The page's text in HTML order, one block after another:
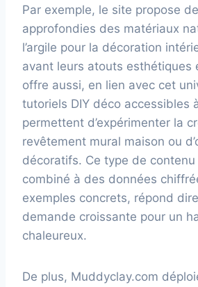
Par exemple, le site propose
approfondies des matériaux
l’argile pour la décoration
avant leurs atouts esthétiques
offre aussi, en lien avec cet
tutoriels DIY déco accessibles
permettent d’expérimenter la
revêtement mural maison ou
décoratifs. Ce type de
combiné à des données
exemples concrets, répond
demande croissante pour un
chaleureux.
De plus, Muddyclay.com